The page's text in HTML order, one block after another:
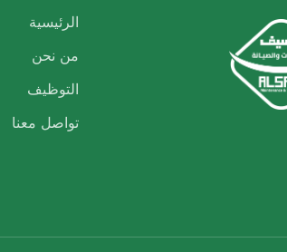
الرئيسية
من نحن
التوظيف
تواصل معنا